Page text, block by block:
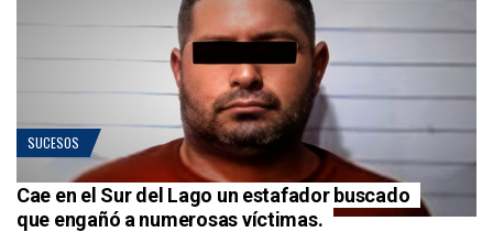
SUCESOS
Cae en el Sur del Lago un estafador buscado
que engañó a numerosas víctimas.